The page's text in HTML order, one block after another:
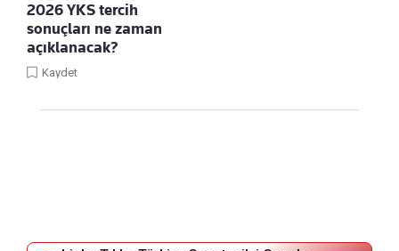
2026 YKS tercih
sonuçları ne zaman
açıklanacak?
Kaydet